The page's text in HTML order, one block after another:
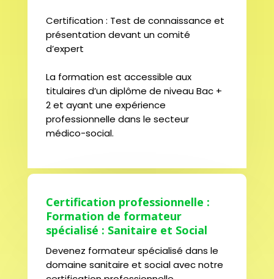
Certification : Test de connaissance et
présentation devant un comité
d’expert
La formation est accessible aux
titulaires d’un diplôme de niveau Bac +
2 et ayant une expérience
professionnelle dans le secteur
médico-social.
Certification professionnelle :
Formation de formateur
spécialisé : Sanitaire et Social
Devenez formateur spécialisé dans le
domaine sanitaire et social avec notre